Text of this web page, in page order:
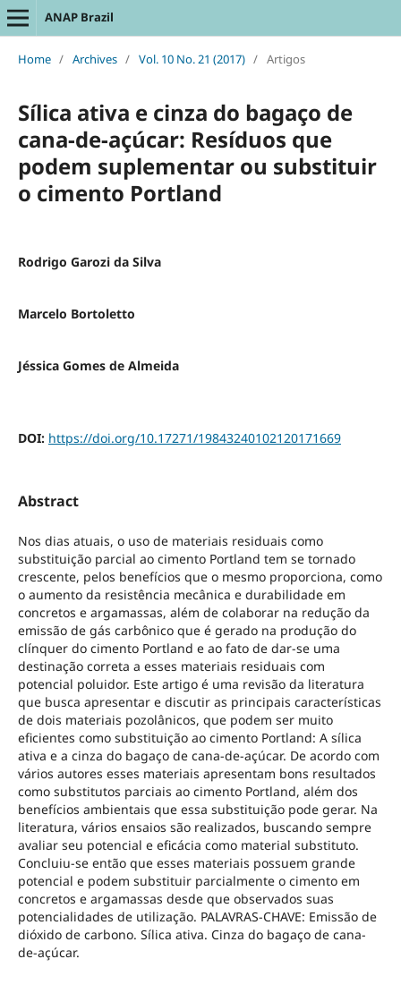
ANAP Brazil
Home / Archives / Vol. 10 No. 21 (2017) / Artigos
Sílica ativa e cinza do bagaço de
cana-de-açúcar: Resíduos que
podem suplementar ou substituir
o cimento Portland
Rodrigo Garozi da Silva
Marcelo Bortoletto
Jéssica Gomes de Almeida
DOI: https://doi.org/10.17271/19843240102120171669
Abstract
Nos dias atuais, o uso de materiais residuais como
substituição parcial ao cimento Portland tem se tornado
crescente, pelos benefícios que o mesmo proporciona, como
o aumento da resistência mecânica e durabilidade em
concretos e argamassas, além de colaborar na redução da
emissão de gás carbônico que é gerado na produção do
clínquer do cimento Portland e ao fato de dar-se uma
destinação correta a esses materiais residuais com
potencial poluidor. Este artigo é uma revisão da literatura
que busca apresentar e discutir as principais características
de dois materiais pozolânicos, que podem ser muito
eficientes como substituição ao cimento Portland: A sílica
ativa e a cinza do bagaço de cana-de-açúcar. De acordo com
vários autores esses materiais apresentam bons resultados
como substitutos parciais ao cimento Portland, além dos
benefícios ambientais que essa substituição pode gerar. Na
literatura, vários ensaios são realizados, buscando sempre
avaliar seu potencial e eficácia como material substituto.
Concluiu-se então que esses materiais possuem grande
potencial e podem substituir parcialmente o cimento em
concretos e argamassas desde que observados suas
potencialidades de utilização. PALAVRAS-CHAVE: Emissão de
dióxido de carbono. Sílica ativa. Cinza do bagaço de cana-
de-açúcar.